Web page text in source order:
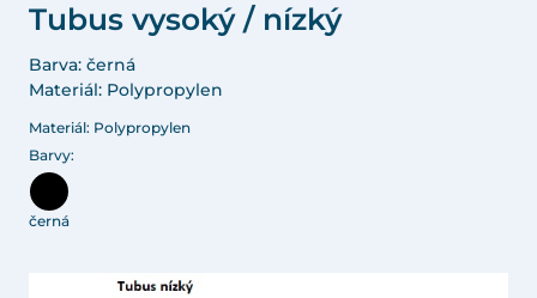
Tubus vysoký / nízký
Barva: černá
Materiál: Polypropylen
Materiál: Polypropylen
Barvy:
černá